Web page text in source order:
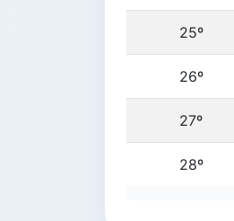
25º
26º
27º
28º